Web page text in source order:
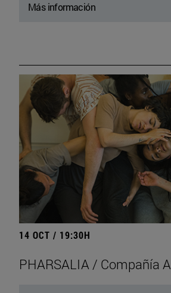
Más información
14 OCT / 19:30H
PHARSALIA / Compañía